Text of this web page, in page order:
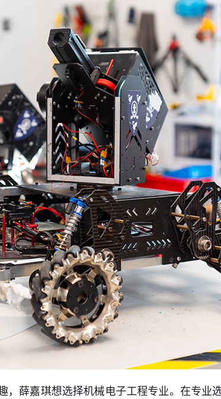
，薛嘉琪想选择机械电子工程专业。在专业